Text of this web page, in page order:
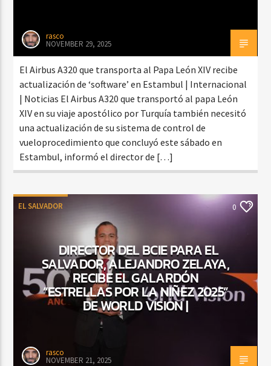
Beone Radio
rasco
NOVEMBER 29, 2025
El Airbus A320 que transporta al Papa León XIV recibe
actualización de ‘software’ en Estambul | Internacional
| Noticias El Airbus A320 que transportó al papa León
XIV en su viaje apostólico por Turquía también necesitó
una actualización de su sistema de control de
vueloprocedimiento que concluyó este sábado en
Estambul, informó el director de […]
EL SALVADOR 0
DIRECTOR DEL BCIE PARA EL
SALVADOR, ALEJANDRO ZELAYA,
RECIBE EL GALARDÓN
“ESTRELLAS POR LA NIÑEZ 2025”
DE WORLD VISION |
rasco
NOVEMBER 21, 2025